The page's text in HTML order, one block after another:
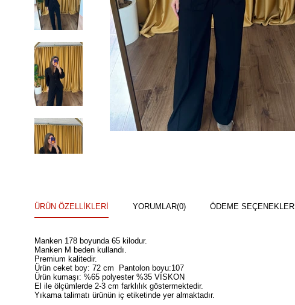
ÜRÜN ÖZELLIKLERI YORUMLAR(0) ÖDEME SEÇENEKLERI
Manken 178 boyunda 65 kilodur.
Manken M beden kullandı.
Premium kalitedir.
Ürün ceket boy: 72 cm Pantolon boyu:107
Ürün kumaşı: %65 polyester %35 VİSKON
El ile ölçümlerde 2-3 cm farklılık göstermektedir.
Yıkama talimatı ürünün iç etiketinde yer almaktadır.